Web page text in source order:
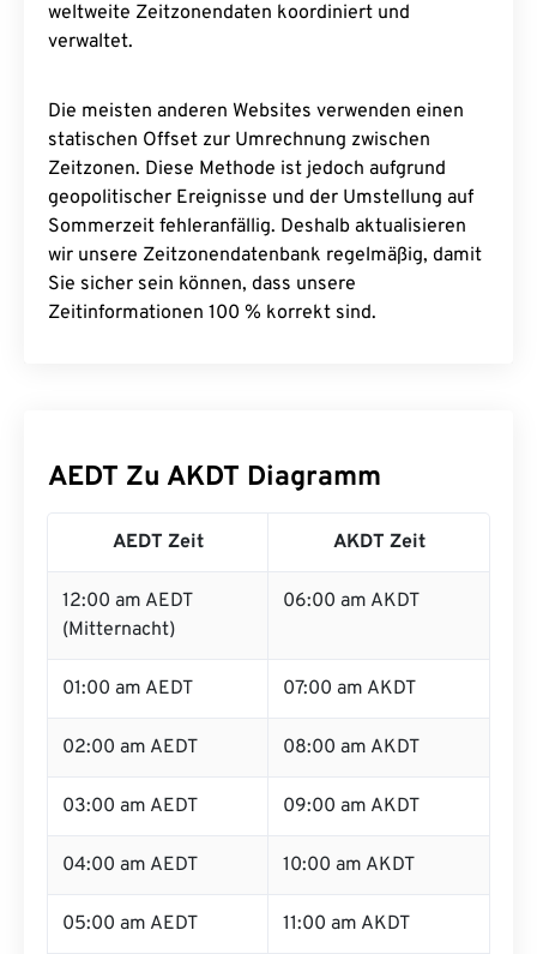
weltweite Zeitzonendaten koordiniert und
verwaltet.
Die meisten anderen Websites verwenden einen
statischen Offset zur Umrechnung zwischen
Zeitzonen. Diese Methode ist jedoch aufgrund
geopolitischer Ereignisse und der Umstellung auf
Sommerzeit fehleranfällig. Deshalb aktualisieren
wir unsere Zeitzonendatenbank regelmäßig, damit
Sie sicher sein können, dass unsere
Zeitinformationen 100 % korrekt sind.
AEDT Zu AKDT Diagramm
AEDT Zeit AKDT Zeit
12:00 am AEDT
(Mitternacht)
06:00 am AKDT
01:00 am AEDT 07:00 am AKDT
02:00 am AEDT 08:00 am AKDT
03:00 am AEDT 09:00 am AKDT
04:00 am AEDT 10:00 am AKDT
05:00 am AEDT 11:00 am AKDT